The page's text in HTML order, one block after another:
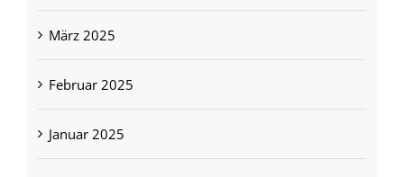
März 2025
Februar 2025
Januar 2025